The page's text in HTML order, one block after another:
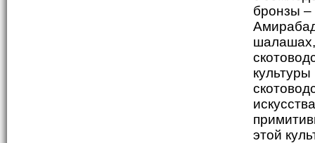
бронзы –
шалашах,
этой